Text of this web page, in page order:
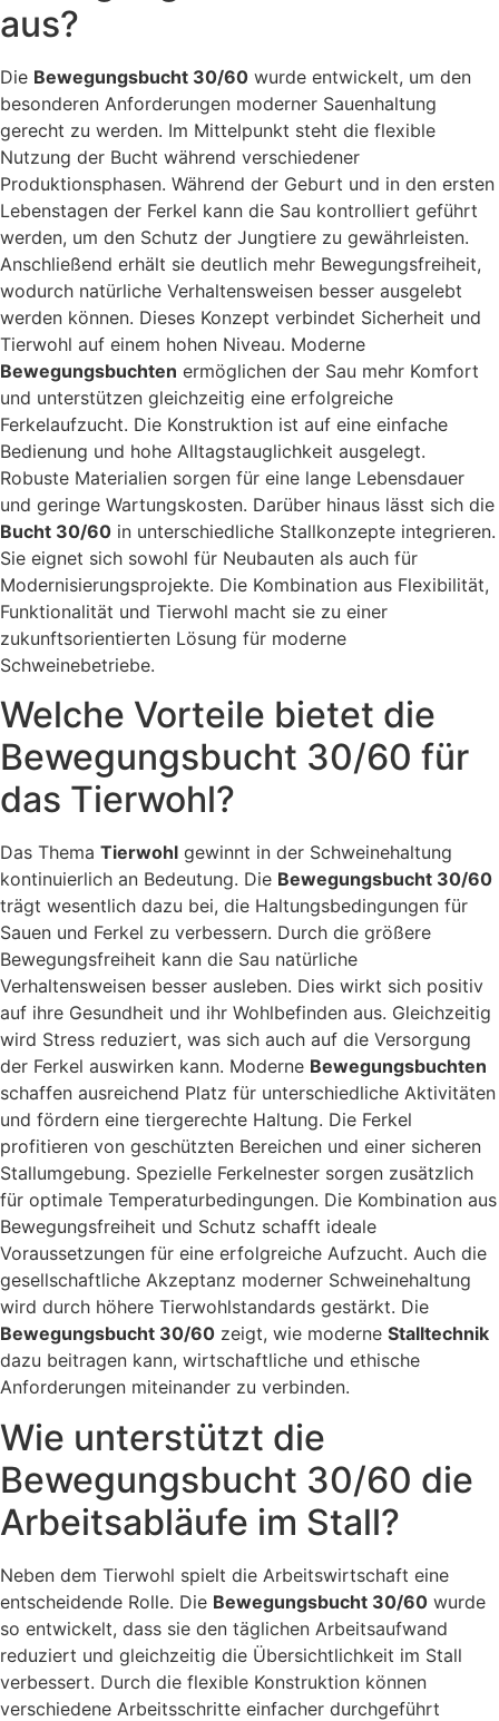
aus?
Die Bewegungsbucht 30/60 wurde entwickelt, um den
besonderen Anforderungen moderner Sauenhaltung
gerecht zu werden. Im Mittelpunkt steht die flexible
Nutzung der Bucht während verschiedener
Produktionsphasen. Während der Geburt und in den ersten
Lebenstagen der Ferkel kann die Sau kontrolliert geführt
werden, um den Schutz der Jungtiere zu gewährleisten.
Anschließend erhält sie deutlich mehr Bewegungsfreiheit,
wodurch natürliche Verhaltensweisen besser ausgelebt
werden können. Dieses Konzept verbindet Sicherheit und
Tierwohl auf einem hohen Niveau. Moderne
Bewegungsbuchten ermöglichen der Sau mehr Komfort
und unterstützen gleichzeitig eine erfolgreiche
Ferkelaufzucht. Die Konstruktion ist auf eine einfache
Bedienung und hohe Alltagstauglichkeit ausgelegt.
Robuste Materialien sorgen für eine lange Lebensdauer
und geringe Wartungskosten. Darüber hinaus lässt sich die
Bucht 30/60 in unterschiedliche Stallkonzepte integrieren.
Sie eignet sich sowohl für Neubauten als auch für
Modernisierungsprojekte. Die Kombination aus Flexibilität,
Funktionalität und Tierwohl macht sie zu einer
zukunftsorientierten Lösung für moderne
Schweinebetriebe.
Welche Vorteile bietet die
Bewegungsbucht 30/60 für
das Tierwohl?
Das Thema Tierwohl gewinnt in der Schweinehaltung
kontinuierlich an Bedeutung. Die Bewegungsbucht 30/60
trägt wesentlich dazu bei, die Haltungsbedingungen für
Sauen und Ferkel zu verbessern. Durch die größere
Bewegungsfreiheit kann die Sau natürliche
Verhaltensweisen besser ausleben. Dies wirkt sich positiv
auf ihre Gesundheit und ihr Wohlbefinden aus. Gleichzeitig
wird Stress reduziert, was sich auch auf die Versorgung
der Ferkel auswirken kann. Moderne Bewegungsbuchten
schaffen ausreichend Platz für unterschiedliche Aktivitäten
und fördern eine tiergerechte Haltung. Die Ferkel
profitieren von geschützten Bereichen und einer sicheren
Stallumgebung. Spezielle Ferkelnester sorgen zusätzlich
für optimale Temperaturbedingungen. Die Kombination aus
Bewegungsfreiheit und Schutz schafft ideale
Voraussetzungen für eine erfolgreiche Aufzucht. Auch die
gesellschaftliche Akzeptanz moderner Schweinehaltung
wird durch höhere Tierwohlstandards gestärkt. Die
Bewegungsbucht 30/60 zeigt, wie moderne Stalltechnik
dazu beitragen kann, wirtschaftliche und ethische
Anforderungen miteinander zu verbinden.
Wie unterstützt die
Bewegungsbucht 30/60 die
Arbeitsabläufe im Stall?
Neben dem Tierwohl spielt die Arbeitswirtschaft eine
entscheidende Rolle. Die Bewegungsbucht 30/60 wurde
so entwickelt, dass sie den täglichen Arbeitsaufwand
reduziert und gleichzeitig die Übersichtlichkeit im Stall
verbessert. Durch die flexible Konstruktion können
verschiedene Arbeitsschritte einfacher durchgeführt